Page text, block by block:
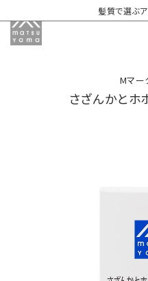
髪質で選ぶ
Mマー
さざんかとホ